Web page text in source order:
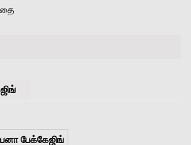
பேக்கேஜிங்